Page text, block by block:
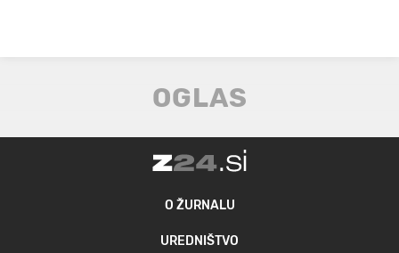
O ŽURNALU
UREDNIŠTVO